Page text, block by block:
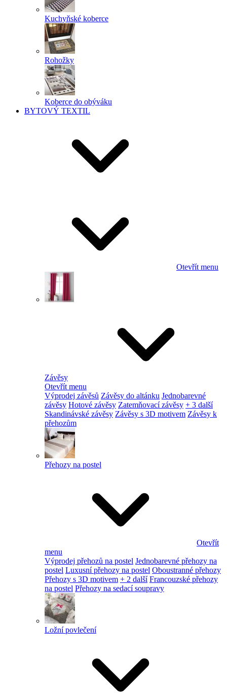
Kuchyňské koberce
Rohožky
Koberce do obýváku
BYTOVÝ TEXTIL
Otevřít menu
Závěsy
Otevřít menu
Výprodej závěsů Závěsy do altánku Jednobarevné
závěsy Hotové závěsy Zatemňovací závěsy + 3 další
Skandinávské závěsy Závěsy s 3D motivem Závěsy k
přehozům
Přehozy na postel
Otevřít
menu
Výprodej přehozů na postel Jednobarevné přehozy na
postel Luxusní přehozy na postel Oboustranné přehozy
Přehozy s 3D motivem + 2 další Francouzské přehozy
na postel Přehozy na sedací soupravy
Ložní povlečení